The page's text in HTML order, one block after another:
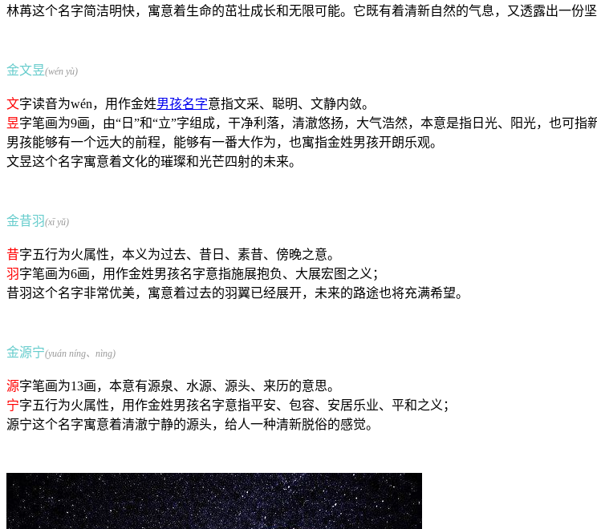
林苒这个名字简洁明快，寓意着生命的茁壮成长和无限可能。它既有着清新自然的气息，又透露出一份
金文昱(wén yù)
文字读音为wén，用作金姓男孩名字意指文采、聪明、文静内敛。
昱字笔画为9画，由“日”和“立”字组成，干净利落，清澈悠扬，大气浩然，本意是指日光、阳光，也可
男孩能够有一个远大的前程，能够有一番大作为，也寓指金姓男孩开朗乐观。
文昱这个名字寓意着文化的璀璨和光芒四射的未来。
金昔羽(xī yǔ)
昔字五行为火属性，本义为过去、昔日、素昔、傍晚之意。
羽字笔画为6画，用作金姓男孩名字意指施展抱负、大展宏图之义；
昔羽这个名字非常优美，寓意着过去的羽翼已经展开，未来的路途也将充满希望。
金源宁(yuán níng、nìng)
源字笔画为13画，本意有源泉、水源、源头、来历的意思。
宁字五行为火属性，用作金姓男孩名字意指平安、包容、安居乐业、平和之义；
源宁这个名字寓意着清澈宁静的源头，给人一种清新脱俗的感觉。